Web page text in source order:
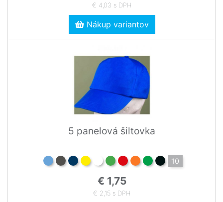
€ 4,03 s DPH
Nákup variantov
5 panelová šiltovka
10
€ 1,75
€ 2,15 s DPH